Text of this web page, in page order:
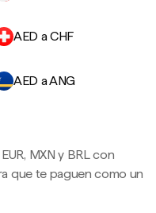
AED a CHF
AED a ANG
MXN y BRL con
que te paguen como un